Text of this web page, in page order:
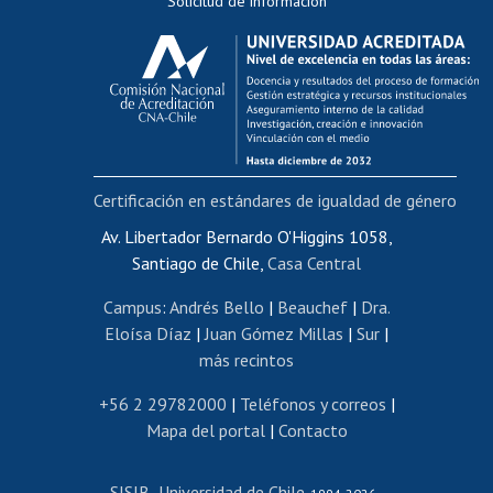
Calificación académica
Postulación al AUCAI
Funcionarias/os
Cursos internos de capacitación
Bienestar del personal
Portal de movilidad interna
Certificado de renta
Certificado de renta honorarios
Editar páginas blancas
Extranjeras/os
Revalidación y reconocimiento de títulos
Postulación al Programa de Movilidad Estudiantil
Av. Libertador Bernardo O'Higgins 1058,
Santiago de Chile, Casa Central
Campus: Andrés Bello | Beauchef| Dra.
Eloísa Díaz |Juan Gómez Millas | Sur |
más recintos
+56 2 29782000 | Teléfonos y correos |
Mapa del portal| Contacto
Certificación en estándares de igualdad de género